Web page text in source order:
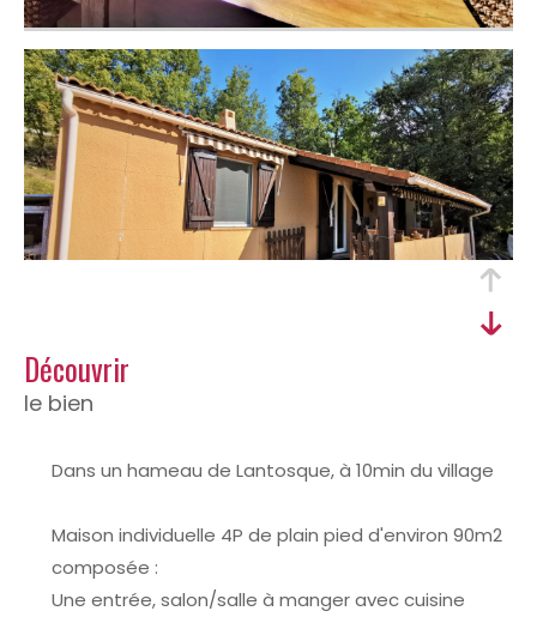
découvrir
le bien
Dans un hameau de Lantosque, à 10min du village
Maison individuelle 4P de plain pied d'environ 90m2
composée :
Une entrée, salon/salle à manger avec cuisine